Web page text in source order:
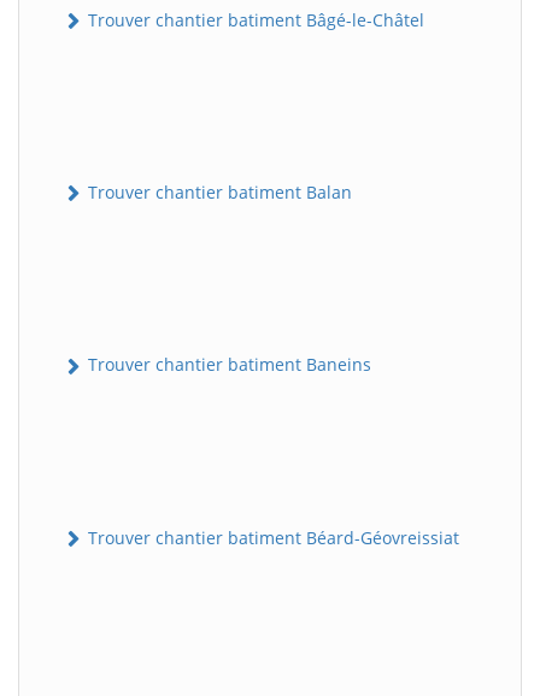
Trouver chantier batiment Bâgé-le-Châtel
Trouver chantier batiment Balan
Trouver chantier batiment Baneins
Trouver chantier batiment Béard-Géovreissiat